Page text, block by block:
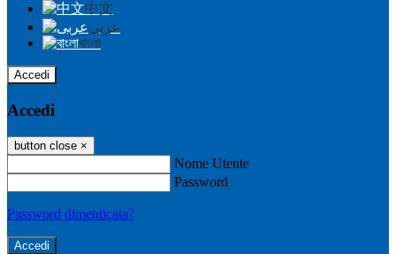
中文
عربى
বাংলা
Accedi
Accedi
button close ×
Nome Utente
Password
Password dimenticata?